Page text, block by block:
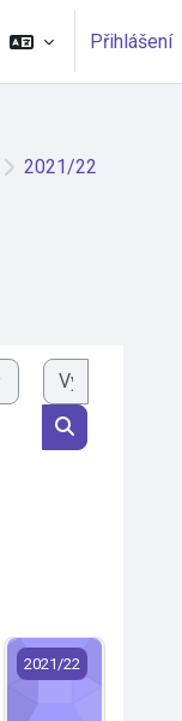
Přihlášení
2021/22
Vyhledat
v aspektech etiky
KSS/AK1 -
2021/22